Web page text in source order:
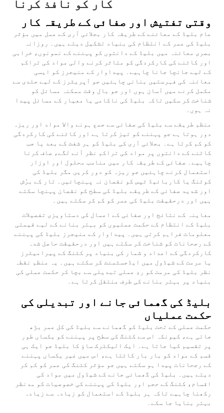
کار کو نافذ کرنا
وقتی تفتیش اور صفائی کے طریقہ کار
عام بلیڈ کے معائنے کے طریقہ کار بجلائی آری کے عمل میں مؤثر
بلیڈ کی عمر کے انتظام کی بنیاد تشکیل دیتے ہیں۔ روزانہ
بصری معائنہ میں بلیڈ کے دانتوں کو پہننے کے نمونوں، خرابی
اور کاٹنے کی کارکردگی کو متاثر کرنے والی مواد کی تراکم
کے لیے جانچا جانا چاہیے۔ پیداوار کے منیجرز کو ایسی
معائنہ کی فہرستیں بنانی چاہئیں جو آپریٹرز کے لیے جلدی سے
مکمل کرنے میں آسان ہوں اور جو بال وقت ممکنہ مسائل کو
شناخت کر سکیں تاکہ بلیڈ کی ناکامی یا معیار کے مسائل پیدا
نہ ہوں۔
منظم طریقے سے بلیڈ کی صفائی سے جمع ہونے والا مواد اور ریزہ
دور ہوتا ہے جو پہننے کو تیز کرتا ہے اور کاٹنے کی کارکردگی
کو کم کرتا ہے۔ بجلائی آری کی بلیڈ کو ہر شفٹ کے بعد یا جب
کاٹنے کے دانتوں پر مواد کی تراکم نظر آنے لگے، صاف کرنا
چاہیے۔ صفائی کے طریقہ کار میں مناسب محلول اور اوزار
استعمال کرنے چاہئیں جو ریزہ کو دور کریں مگر بلیڈ کی
کوٹنگ یا کاربائیڈ ٹپس کو نقصان نہ پہنچائیں۔ تار کے برُش
اور شدید صفائی کے طریقے بلیڈ کی سطح کو نقصان پہنچا سکتے
ہیں اور درحقیقت بلیڈ کی عمر کو کم کر سکتے ہیں۔
معاینہ کے نتائج اور صفائی کے اعمال کی دستاویزی تفصیلات
بلیڈ کے انتظام کے حکمت عملیوں کو بہتر بنانے کے لیے قیمتی
معلومات فراہم کرتی ہیں۔ پیداوار کے منیجرز بلیڈ کی پہننے
کے رجحانات کو شناخت کر سکتے ہیں اور درحقیقت حاصل شدہ
کارکردگی کے اعداد و شمار کی بنیاد پر کٹنگ کے پیرامیٹرز
یا مرمت کے شیڈول میں ایڈجسٹمنٹ کر سکتے ہیں۔ یہ منظم نقطہ
نظر بلیڈ کی مرمت کو ردِ عملی تبدیلی سے بچا کر حکمت عملی کی
بنیاد پر بہتر بنانے کی طرف منتقل کرتا ہے۔
بلیڈ کی گھمائی جانے اور تبدیلی کی
حکمت عملیاں
حکمت عملی کے تحت بلیڈ کو گھمانے سے بلیڈ کی کل عمر بڑھ
جاتی ہے، کیونکہ اس سے کٹنگ کی سطح پر پہننے کو یکساں طور
پر تقسیم کیا جاتا ہے۔ ایک الیکٹرک ساﺅ کا بلیڈ جو ایک ہی
قسم کے مواد کو بار بار کاٹتا ہے، اس میں غیر یکساں پہننے
کے رجحانات پیدا ہو سکتے ہیں جو مؤثر کٹنگ کی عمر کو کم کر
دیتے ہیں۔ بلیڈ کی گھمائی جانے کے شیڈول میں مواد کی
اقسام، کٹنگ کے حجم اور بلیڈ کی پہننے کی خصوصیات کو مدنظر
رکھنا چاہیے تاکہ ہر بلیڈ کے استعمال کو زیادہ سے زیادہ
بہتر بنایا جا سکے۔